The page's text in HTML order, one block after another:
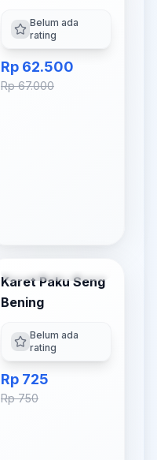
Belum ada
rating
Rp 62.500
Rp 67.000
-3% OFF
Karet Paku Seng
Bening
Belum ada
rating
Rp 725
Rp 750